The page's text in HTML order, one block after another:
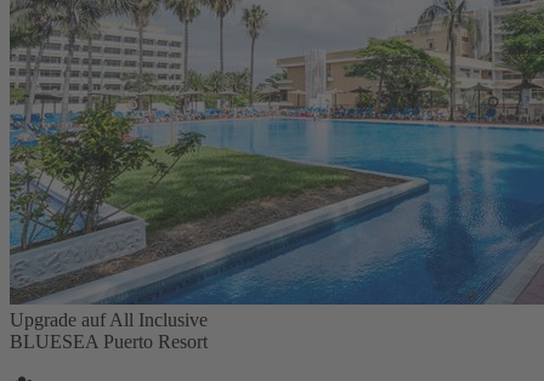
Upgrade auf All Inclusive
BLUESEA Puerto Resort